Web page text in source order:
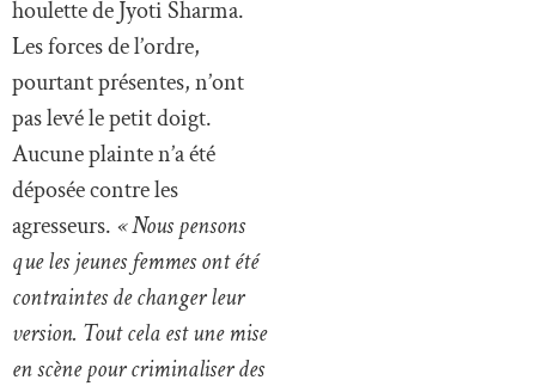
houlette de Jyoti Sharma.
Les forces de l’ordre,
pourtant présentes, n’ont
pas levé le petit doigt.
Aucune plainte n’a été
déposée contre les
agresseurs. « Nous pensons
que les jeunes femmes ont été
contraintes de changer leur
version. Tout cela est une mise
en scène pour criminaliser des